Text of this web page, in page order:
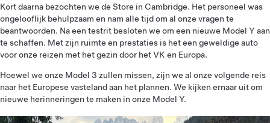
Kort daarna bezochten we de Store in Cambridge. Het personeel was
ongelooflijk behulpzaam en nam alle tijd om al onze vragen te
beantwoorden. Na een testrit besloten we om een nieuwe Model Y aan
te schaffen. Met zijn ruimte en prestaties is het een geweldige auto
voor onze reizen met het gezin door het VK en Europa.
Hoewel we onze Model 3 zullen missen, zijn we al onze volgende reis
naar het Europese vasteland aan het plannen. We kijken ernaar uit om
nieuwe herinneringen te maken in onze Model Y.